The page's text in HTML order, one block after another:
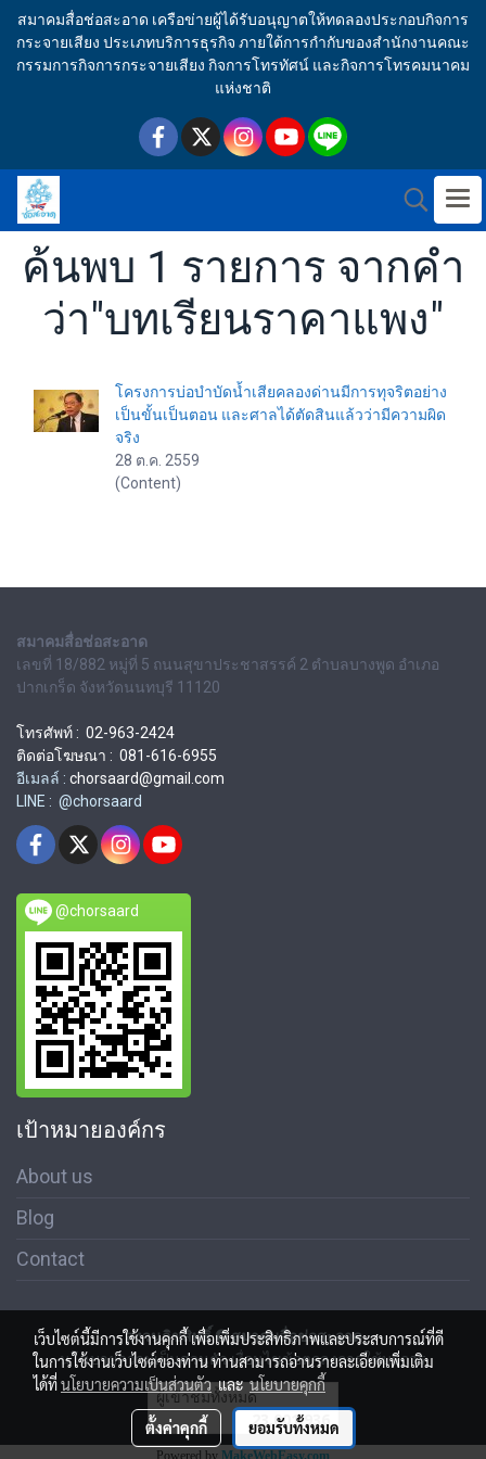
สมาคมสื่อช่อสะอาด เครือข่ายผู้ได้รับอนุญาตให้ทดลองประกอบกิจการ
กระจายเสียง ประเภทบริการธุรกิจ ภายใต้การกำกับของสำนักงานคณะ
กรรมการกิจการกระจายเสียง กิจการโทรทัศน์ และกิจการโทรคมนาคม
แห่งชาติ
ค้นพบ 1 รายการ จากคำ
ว่า"บทเรียนราคาแพง"
โครงการบ่อบำบัดน้ำเสียคลองด่านมีการทุจริตอย่าง
เป็นขั้นเป็นตอน และศาลได้ตัดสินแล้วว่ามีความผิด
จริง
28 ต.ค. 2559
(Content)
สมาคมสื่อช่อสะอาด
เลขที่ 18/882 หมู่ที่ 5 ถนนสุขาประชาสรรค์ 2 ตำบลบางพูด อำเภอ
ปากเกร็ด จังหวัดนนทบุรี 11120
โทรศัพท์ : 02-963-2424
ติดต่อโฆษณา : 081-616-6955
อีเมลล์ : chorsaard@gmail.com
LINE : @chorsaard
@chorsaard
เป้าหมายองค์กร
About us
Blog
Contact
สงวนลิขสิทธิ์ © สมาคมสื่อช่อสะอาด
นโนบายความเป็นส่วนตัว เงื่อนไขข้อตกลงการใช้บริการ
ผู้เข้าชมทั้งหมด
23,001,936
Powered by MakeWebEasy.com
เว็บไซต์นี้มีการใช้งานคุกกี้ เพื่อเพิ่มประสิทธิภาพและประสบการณ์ที่ดี
ในการใช้งานเว็บไซต์ของท่าน ท่านสามารถอ่านรายละเอียดเพิ่มเติม
ได้ที่นโยบายความเป็นส่วนตัวและนโยบายคุกกี้
ตั้งค่าคุกกี้ ยอมรับทั้งหมด